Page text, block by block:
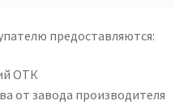
предоставляются:
ОТК
от завода производителя